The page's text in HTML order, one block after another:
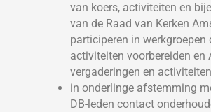
van koers, activiteiten en
van de Raad van Kerken
participeren in werkgroepen
activiteiten voorbereiden en
vergaderingen en
in onderlinge afstemming
DB-leden contact